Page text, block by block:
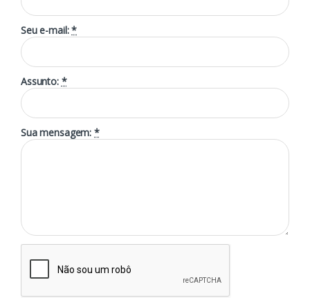
Seu e-mail:*
Assunto: *
Sua mensagem:*